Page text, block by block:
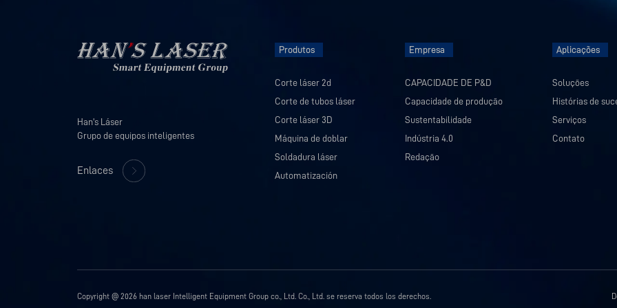
Han's Láser
Grupo de equipos inteligentes
Enlaces
Produtos
Corte láser 2d
Corte de tubos láser
Corte láser 3D
Máquina de doblar
Soldadura láser
Automatización
Empresa
CAPACIDADE DE P&D
Capacidade de produção
Sustentabilidade
Indústria 4.0
Redação
Aplicações
Soluções
Histórias de
Serviços
Contato
Copyright @ 2026 han laser Intelligent Equipment Group co., Ltd. Co., Ltd. se reserva todos los derechos.